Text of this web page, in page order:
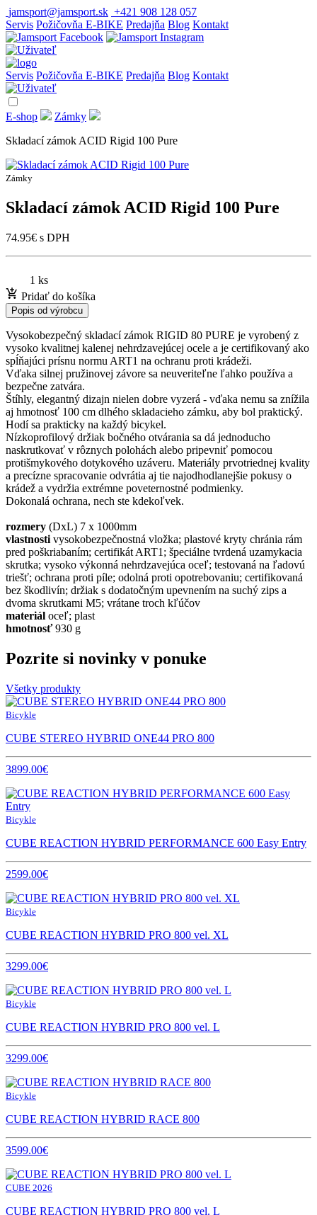
jamsport@jamsport.sk +421 908 128 057
Servis Požičovňa E-BIKE Predajňa Blog Kontakt
Servis Požičovňa E-BIKE Predajňa Blog Kontakt
E-shop
Zámky
Skladací zámok ACID Rigid 100 Pure
Zámky
Skladací zámok ACID Rigid 100 Pure
74.95€ s DPH
1 ks
Pridať do košíka
Popis od výrobcu
Vysokobezpečný skladací zámok RIGID 80 PURE je vyrobený z
vysoko kvalitnej kalenej nehrdzavejúcej ocele a je certifikovaný ako
spĺňajúci prísnu normu ART1 na ochranu proti krádeži.
Vďaka silnej pružinovej závore sa neuveriteľne ľahko používa a
bezpečne zatvára.
Štíhly, elegantný dizajn nielen dobre vyzerá - vďaka nemu sa znížila
aj hmotnosť 100 cm dlhého skladacieho zámku, aby bol praktický.
Hodí sa prakticky na každý bicykel.
Nízkoprofilový držiak bočného otvárania sa dá jednoducho
naskrutkovať v rôznych polohách alebo pripevniť pomocou
protišmykového dotykového uzáveru. Materiály prvotriednej kvality
a precízne spracovanie odvrátia aj tie najodhodlanejšie pokusy o
krádež a vydržia extrémne poveternostné podmienky.
Dokonalá ochrana, nech ste kdekoľvek.
rozmery (DxL) 7 x 1000mm
vlastnosti vysokobezpečnostná vložka; plastové kryty chránia rám
pred poškriabaním; certifikát ART1; špeciálne tvrdená uzamykacia
skrutka; vysoko výkonná nehrdzavejúca oceľ; testovaná na ľadovú
triešť; ochrana proti píle; odolná proti opotrebovaniu; certifikovaná
bez škodlivín; držiak s dodatočným upevnením na suchý zips a
dvoma skrutkami M5; vrátane troch kľúčov
materiál oceľ; plast
hmotnosť930 g
Pozrite si novinky v ponuke
Všetky produkty
Bicykle
CUBE STEREO HYBRID ONE44 PRO 800
3899.00€
Bicykle
CUBE REACTION HYBRID PERFORMANCE 600 Easy Entry
2599.00€
Bicykle
CUBE REACTION HYBRID PRO 800 vel. XL
3299.00€
Bicykle
CUBE REACTION HYBRID PRO 800 vel. L
3299.00€
Bicykle
CUBE REACTION HYBRID RACE 800
3599.00€
CUBE 2026
CUBE REACTION HYBRID PRO 800 vel. L